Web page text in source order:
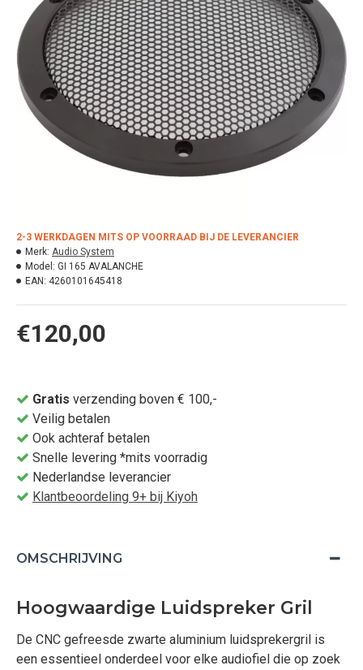
€120,00
2-3 WERKDAGEN MITS OP VOORRAAD BIJ DE LEVERANCIER
Merk: Audio System
Model: GI 165 AVALANCHE
EAN: 4260101645418
Gratis verzending boven € 100,-
Veilig betalen
Ook achteraf betalen
Snelle levering *mits voorradig
Nederlandse leverancier
Klantbeoordeling 9+ bij Kiyoh
OMSCHRIJVING
Hoogwaardige Luidspreker Gril
De CNC gefreesde zwarte aluminium luidsprekergril is
een essentieel onderdeel voor elke audiofiel die op zoek